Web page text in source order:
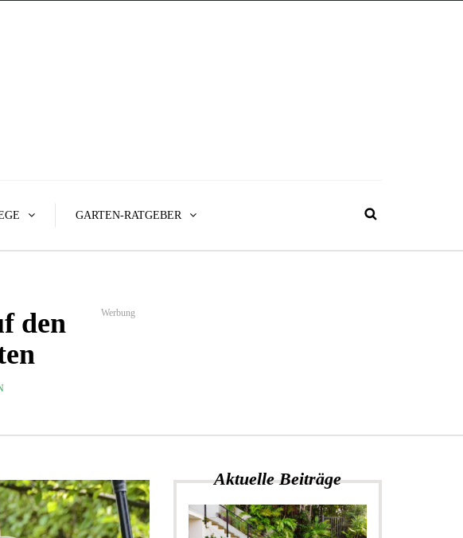
GARTEN-RATGEBER
den
Werbung
Aktuelle Beiträge